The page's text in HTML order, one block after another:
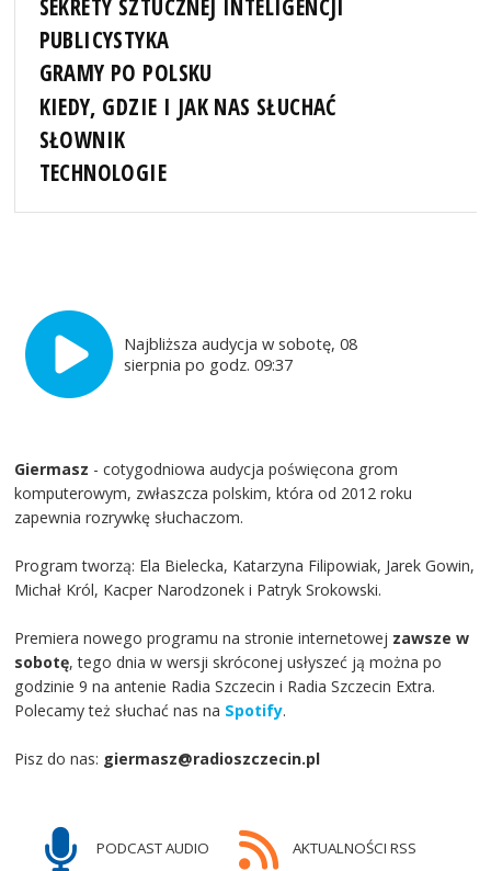
SEKRETY SZTUCZNEJ INTELIGENCJI
PUBLICYSTYKA
GRAMY PO POLSKU
KIEDY, GDZIE I JAK NAS SŁUCHAĆ
SŁOWNIK
TECHNOLOGIE
Najbliższa audycja w sobotę, 08
sierpnia po godz. 09:37
Giermasz - cotygodniowa audycja poświęcona grom
komputerowym, zwłaszcza polskim, która od 2012 roku
zapewnia rozrywkę słuchaczom.
Program tworzą: Ela Bielecka, Katarzyna Filipowiak, Jarek Gowin,
Michał Król, Kacper Narodzonek i Patryk Srokowski.
Premiera nowego programu na stronie internetowej zawsze w
sobotę, tego dnia w wersji skróconej usłyszeć ją można po
godzinie 9 na antenie Radia Szczecin i Radia Szczecin Extra.
Polecamy też słuchać nas na Spotify.
Pisz do nas: giermasz@radioszczecin.pl
PODCAST AUDIO AKTUALNOŚCI RSS